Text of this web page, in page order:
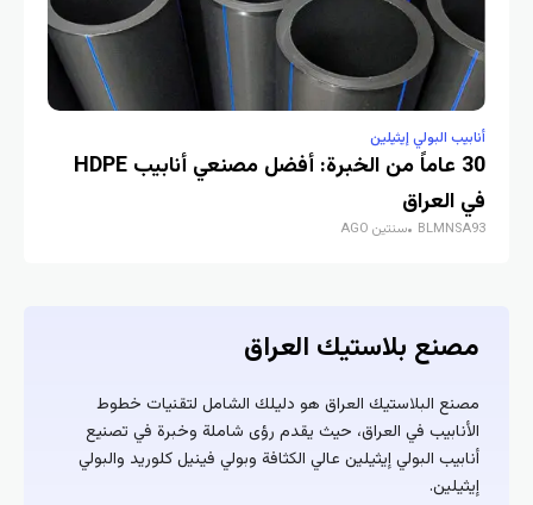
البولي إيثيلين
30 عاماً من الخبرة: أفضل مصنعي أنابيب HDPE
العراق
سنتين AGO
مصنعو
بلاستيك العراق
البلاستيك العراق هو دليلك الشامل لتقنيات خطوط
في العراق، حيث يقدم رؤى شاملة وخبرة في تصنيع
البولي إيثيلين عالي الكثافة وبولي فينيل كلوريد والبولي